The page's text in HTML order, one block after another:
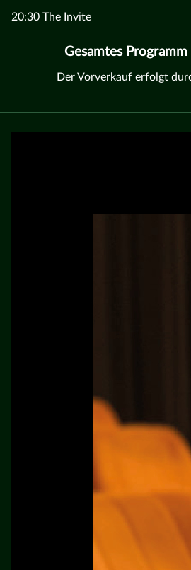
20:30 The Invite
Gesamtes Programm
Der Vorverkauf erfolgt